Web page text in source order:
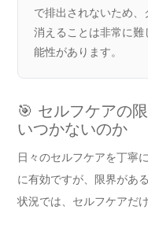
で排出されないため
消えることは非常に
能性があります。
🎯 セルフケアの
いつかないのか
日々のセルフケアを丁寧
に有効ですが、限界があ
状況では、セルフケアだ